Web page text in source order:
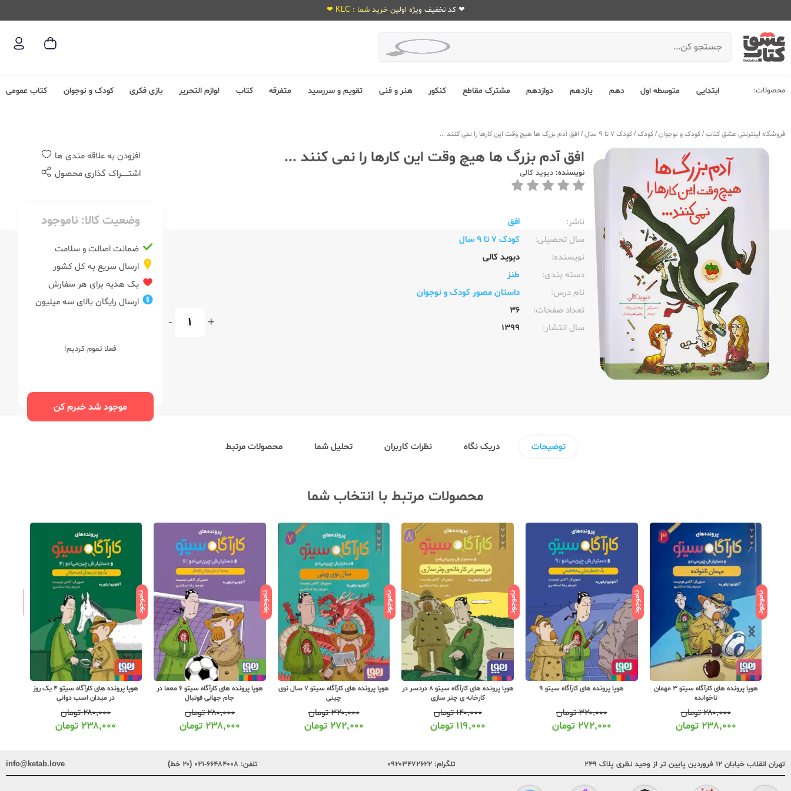
❤ کد تخفیف ویژه اولین خرید شما : KLC ❤
محصولات: ابتدایی متوسطه اول دهم یازدهم دوازدهم مشترک مقاطع کنکور هنر و فنی تقویم و سررسید متفرقه کتاب لوازم التحریر بازی فکری کودک و نوجوان کتاب عمومی
فروشگاه اینترنتی عشق کتاب/کودک و نوجوان/کودک/کودک 7 تا 9 سال / افق آدم بزرگ ها هیچ وقت این کارها را نمی کنند ...
افق آدم بزرگ ها هیچ وقت این کارها را نمی کنند ...
نویسنده: دیوید کالی
ناشر:‌
افق
سال تحصیلی:‌
کودک 7 تا 9 سال
نویسنده:‌
دیوید کالی
دسته بندی:
طنز
نام درس:
داستان مصور کودک و نوجوان
تعداد صفحات:‌
36
سال انتشار:‌
1399
+
-
افزودن به علاقه مندی ها
اشتــــــراک گذاری محصول
وضعیت کالا: ناموجود
ضمانت اصالت و سلامت
ارسال سریع به کل کشور
یک هدیه برای هر سفارش
ارسال رایگان بالای سه میلیون
فعلا تموم کردیم!
موجود شد خبرم کن
توضیحات دریک نگاه نظرات کاربران تحلیل شما محصولات مرتبط
محصولات مرتبط با انتخاب شما
ناموجود
هوپا پرونده های کارآگاه سیتو 3 مهمان
ناخوانده
۲۸۰,۰۰۰تومان
۲۳۸,۰۰۰ تومان
ناموجود
هوپا پرونده های کارآگاه سیتو 9
۳۲۰,۰۰۰تومان
۲۷۲,۰۰۰ تومان
ناموجود
هوپا پرونده های کارآگاه سیتو 8 دردسر در
کارخانه ی چتر سازی
۱۴۰,۰۰۰تومان
۱۱۹,۰۰۰ تومان
ناموجود
هوپا پرونده های کارآگاه سیتو 7 سال نوی
چینی
۳۲۰,۰۰۰تومان
۲۷۲,۰۰۰ تومان
ناموجود
هوپا پرونده های کارآگاه سیتو 6 معما در
جام جهانی فوتبال
۲۸۰,۰۰۰تومان
۲۳۸,۰۰۰ تومان
ناموجود
هوپا پرونده های کارآگاه سیتو 4 یک روز
در میدان اسب دوانی
۲۸۰,۰۰۰تومان
۲۳۸,۰۰۰ تومان
تهران انقلاب خیابان ۱۲ فروردین پایین تر از وحید نظری پلاک ۲۴۹ تلگرام: ۰۹۲۰۳۴۷۲۶۲۲ تلفن: ۶۶۴۸۴۰۰۸-۰۲۱ (۲۰ خط) info@ketab.love